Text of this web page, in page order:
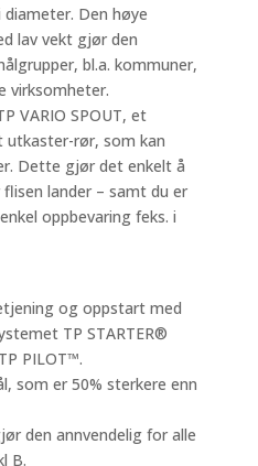
Den høye
lav vekt gjør den
bl.a. kommuner,
virksomheter.
VARIO SPOUT, et
utkaster-rør, som kan
Dette gjør det enkelt å
lander – samt du er
oppbevaring feks. i
og oppstart med
TP STARTER®
PILOT™.
som er 50% sterkere enn
den annvendelig for alle
B.